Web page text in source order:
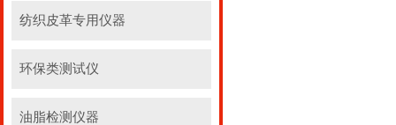
纺织皮革专用仪器
环保类测试仪
油脂检测仪器